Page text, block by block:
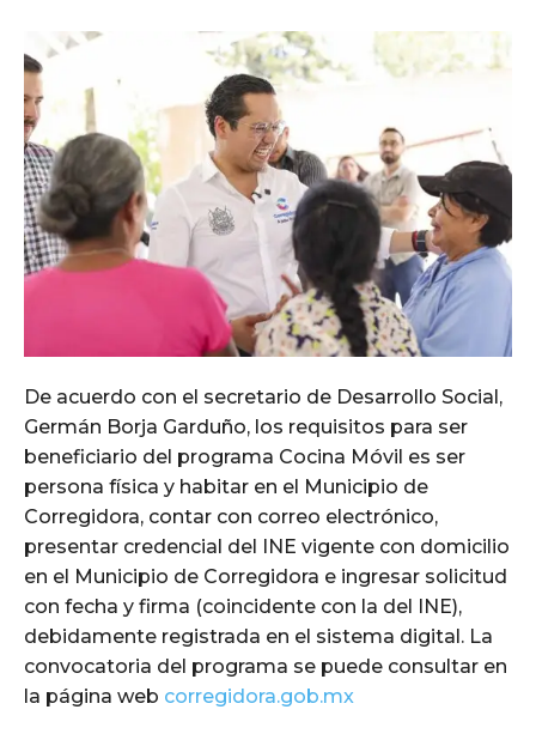
De acuerdo con el secretario de Desarrollo Social,
Germán Borja Garduño, los requisitos para ser
beneficiario del programa Cocina Móvil es ser
persona física y habitar en el Municipio de
Corregidora, contar con correo electrónico,
presentar credencial del INE vigente con domicilio
en el Municipio de Corregidora e ingresar solicitud
con fecha y firma (coincidente con la del INE),
debidamente registrada en el sistema digital. La
convocatoria del programa se puede consultar en
la página web corregidora.gob.mx